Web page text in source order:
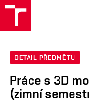
DETAIL PŘEDMĚTU
Práce s 3D
(zimní